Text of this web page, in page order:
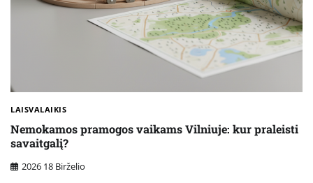
LAISVALAIKIS
Nemokamos pramogos vaikams Vilniuje: kur praleisti
savaitgalį?
2026 18 Birželio